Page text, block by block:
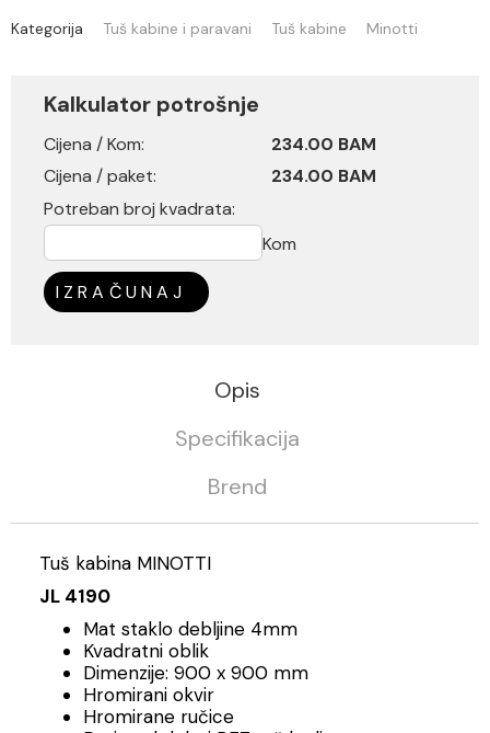
Kategorija Tuš kabine i paravani Tuš kabine Minotti
Kalkulator potrošnje
Cijena / Kom:
234.00 BAM
Cijena / paket:
234.00 BAM
Potreban broj kvadrata:
Kom
IZRAČUNAJ
Opis
Specifikacija
Brend
Tuš kabina MINOTTI
JL 4190
Mat staklo debljine 4mm
Kvadratni oblik
Dimenzije: 900 x 900 mm
Hromirani okvir
Hromirane ručice